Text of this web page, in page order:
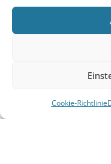
Cookie-Richtlinie